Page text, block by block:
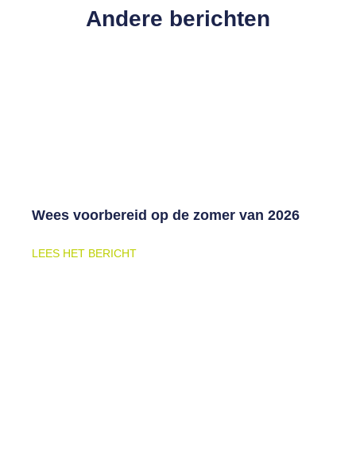
Andere berichten
Wees voorbereid op de zomer van 2026
LEES HET BERICHT